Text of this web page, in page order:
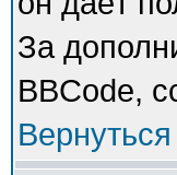
За
BBCode,